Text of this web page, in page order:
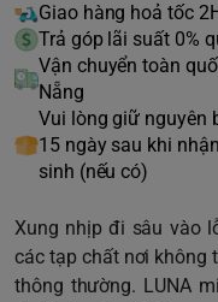
Giao hàng hoả tốc
Trả góp lãi suất 0%
Vận chuyển toàn
Nẵng
Vui lòng giữ nguyên
15 ngày sau khi
sinh (nếu có)
Xung nhịp đi sâu vào
các tạp chất nơi không
thông thường. LUNA